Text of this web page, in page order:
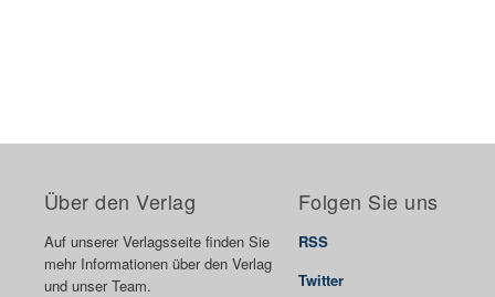
Über den Verlag
Auf unserer Verlagsseite finden Sie
mehr Informationen über den Verlag
und unser Team.
Folgen Sie uns
RSS
Twitter